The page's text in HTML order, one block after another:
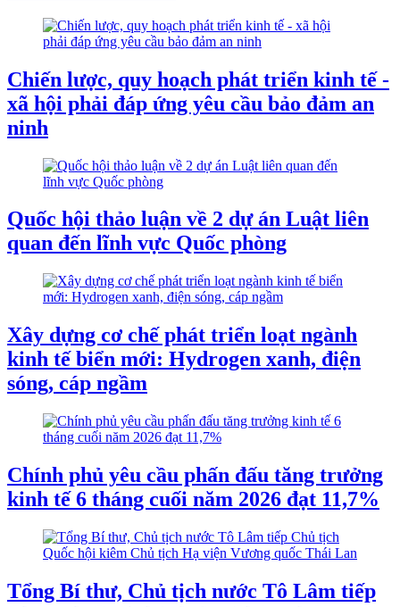
Chiến lược, quy hoạch phát triển kinh tế -
xã hội phải đáp ứng yêu cầu bảo đảm an
ninh
Quốc hội thảo luận về 2 dự án Luật liên
quan đến lĩnh vực Quốc phòng
Xây dựng cơ chế phát triển loạt ngành
kinh tế biển mới: Hydrogen xanh, điện
sóng, cáp ngầm
Chính phủ yêu cầu phấn đấu tăng trưởng
kinh tế 6 tháng cuối năm 2026 đạt 11,7%
Tổng Bí thư, Chủ tịch nước Tô Lâm tiếp